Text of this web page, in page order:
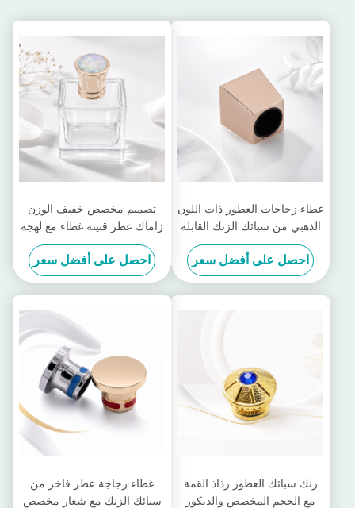
غطاء زجاجات العطور ذات اللون
الذهبي من سبائك الزنك القابلة
للتخصيص وغطاء زمامك للعطور
للعطور الفاخرة
احصل على أفضل سعر
تصميم مخصص خفيف الوزن
زاماك عطر قنينة غطاء مع لهجة
الحجر
احصل على أفضل سعر
زنك سبائك العطور رذاذ القمة
مع الحجم المخصص والديكور
غطاء زجاجة عطر فاخر من
سبائك الزنك مع شعار مخصص